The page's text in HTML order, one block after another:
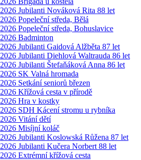
2026 Jubilanti Nováková Rita 88 let
2026 Popeleční středa, Bělá
2026 Popeleční středa, Bohuslavice
2026 Badminton
2026 Jubilanti Gaidová Alžběta 87 let
2026 Jubilanti Diehlová Waltrauda 86 let
2026 Jubilanti Štefaňáková Anna 86 let
2026 SK Valná hromada
2026 Setkání seniorů březen
2026 Křížová cesta v přírodě
2026 Hra v kostky
2026 SDH Kácení stromu u rybníka
2026 Vitání dětí
2026 Misíjní koláč
2026 Jubilanti Koslowská Růžena 87 let
2026 Jubilanti Kučera Norbert 88 let
2026 Extrémní křížová cesta